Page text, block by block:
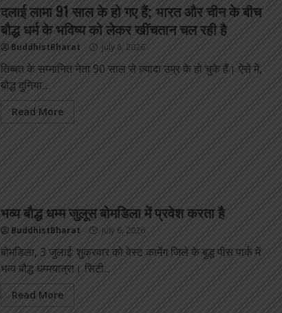
दलाई लामा 91 साल के हो गए हैं; भारत और चीन के बीच
बौद्ध धर्म के भविष्य को लेकर खींचतान चल रही है
BuddhistBharat July 8, 2026
तिब्बत के सम्मानित नेता 90 साल से ज़्यादा उम्र के हो चुके हैं। ऐसे में,
बौद्ध दुनिया...
Read More
भव्य बौद्ध धम्म जुलूस बोमडिला में प्रवेश करता है
BuddhistBharat July 6, 2026
बोमडिला, 3 जुलाई: शुक्रवार को वेस्ट कामेंग जिले के बुद्ध पीस पार्क में
भव्य बौद्ध धम्मयात्रा। सिटी...
Read More